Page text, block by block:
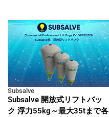
Subsalve
Subsalve 開放式リフトバッ
ク 浮力55kg～最大35tまで各